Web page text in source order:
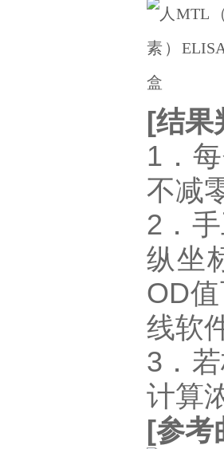
[结果
1．
不减
2．
纵坐
OD
线软
3．
计算
[参考